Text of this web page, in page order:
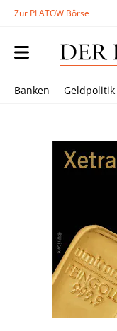
Zur PLATOW Börse
Banken Geldpolitik